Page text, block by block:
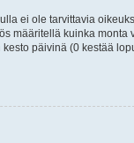
ei ole tarvittavia
määritellä kuinka monta
päivinä (0 kestää